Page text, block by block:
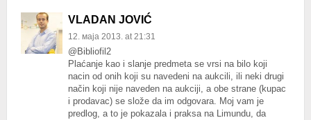
VLADAN JOVIĆ
12. маја 2013. at 21:31
@Bibliofil2
Plaćanje kao i slanje predmeta se vrsi na bilo koji
nacin od onih koji su navedeni na aukcili, ili neki drugi
način koji nije naveden na aukciji, a obe strane (kupac
i prodavac) se slože da im odgovara. Moj vam je
predlog, a to je pokazala i praksa na Limundu, da